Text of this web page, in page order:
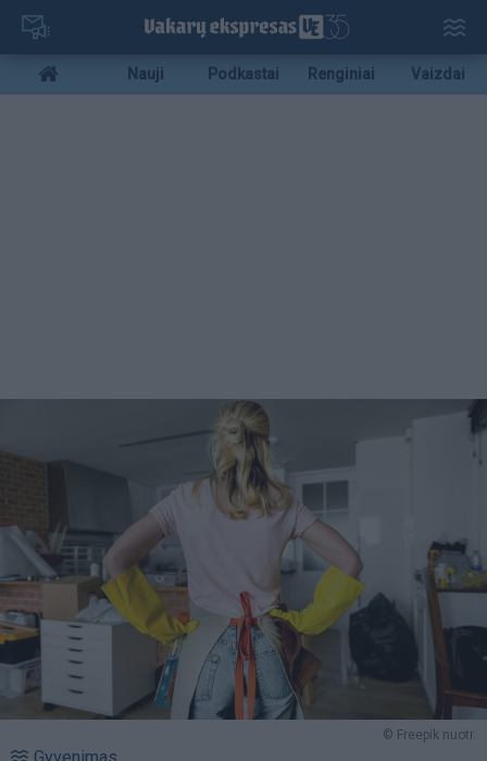
Pereiti
pagrindinį
turinį
Mobile
menu
Nauji Podkastai Renginiai Vaizdai
© Freepik nuotr.